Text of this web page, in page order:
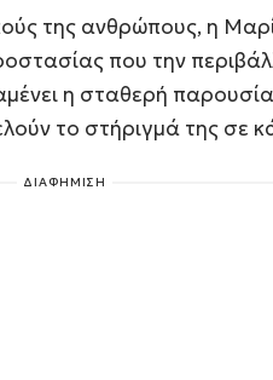
της ανθρώπους, η
που την
η σταθερή παρουσία
το στήριγμά της σε
ΔΙΑΦΗΜΙΣΗ